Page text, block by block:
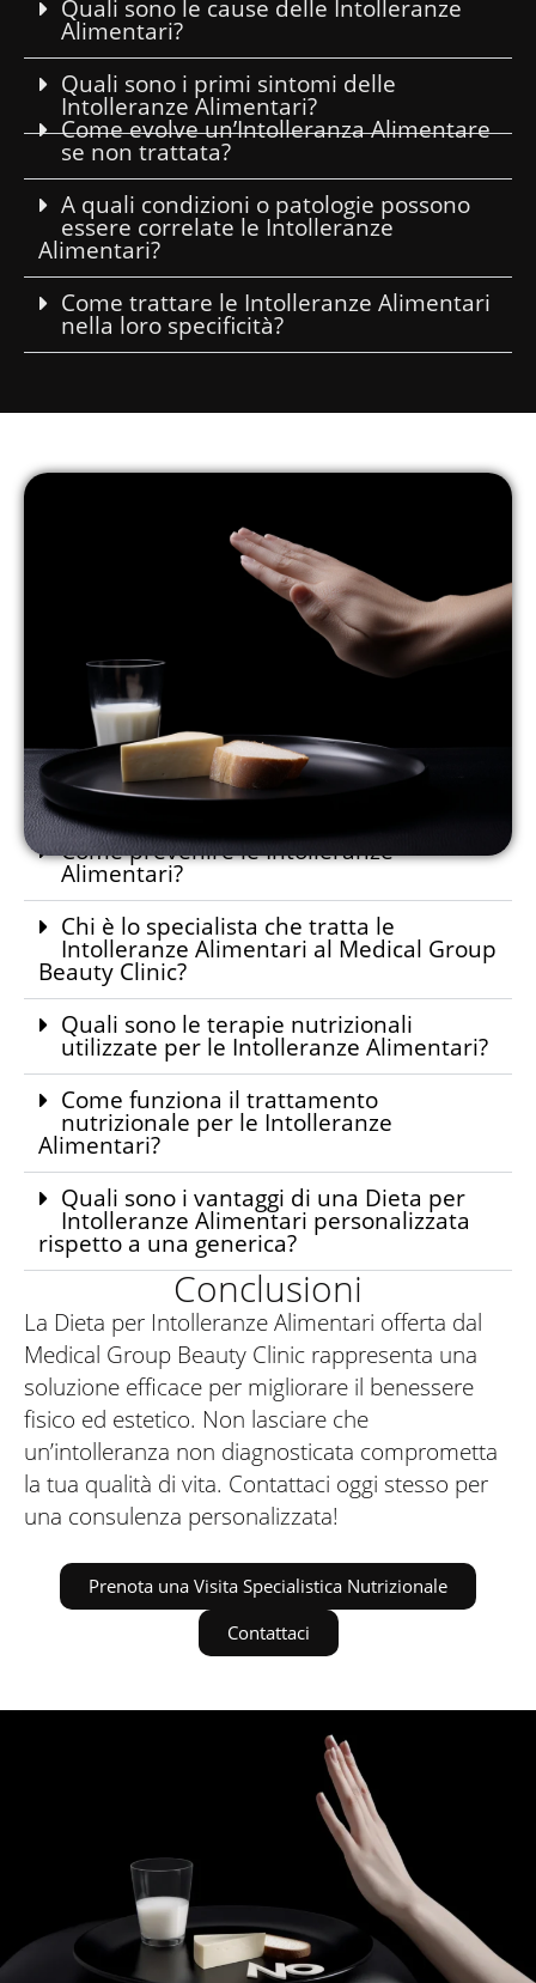
Quali sono le cause delle Intolleranze
Alimentari?
Quali sono i primi sintomi delle
Intolleranze Alimentari?
Come evolve un’Intolleranza Alimentare
se non trattata?
A quali condizioni o patologie possono
essere correlate le Intolleranze
Alimentari?
Come trattare le Intolleranze Alimentari
nella loro specificità?
Come prevenire le Intolleranze
Alimentari?
Chi è lo specialista che tratta le
Intolleranze Alimentari al Medical Group
Beauty Clinic?
Quali sono le terapie nutrizionali
utilizzate per le Intolleranze Alimentari?
Come funziona il trattamento
nutrizionale per le Intolleranze
Alimentari?
Quali sono i vantaggi di una Dieta per
Intolleranze Alimentari personalizzata
rispetto a una generica?
Conclusioni
La Dieta per Intolleranze Alimentari offerta dal
Medical Group Beauty Clinic rappresenta una
soluzione efficace per migliorare il benessere
fisico ed estetico. Non lasciare che
un’intolleranza non diagnosticata comprometta
la tua qualità di vita. Contattaci oggi stesso per
una consulenza personalizzata!
Prenota una Visita Specialistica Nutrizionale
Contattaci